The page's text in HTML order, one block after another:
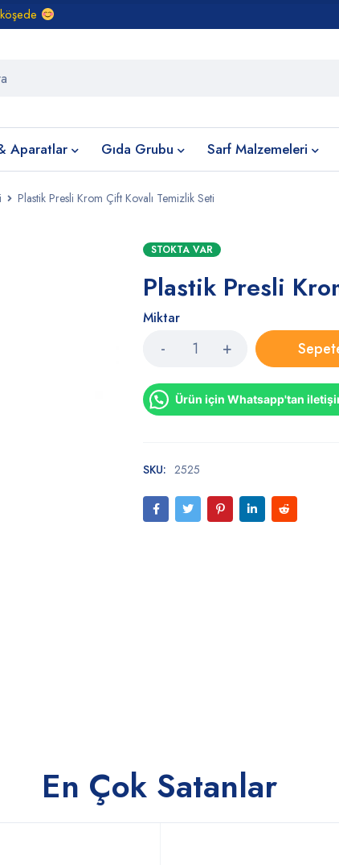
Aparatlar Gıda Grubu Sarf Malzemeleri
Plastik Presli Krom Çift Kovalı Temizlik Seti
STOKTA VAR
Plastik Presli
Miktar
Ürün için Whatsapp'tan
SKU: 2525
En Çok Satanlar